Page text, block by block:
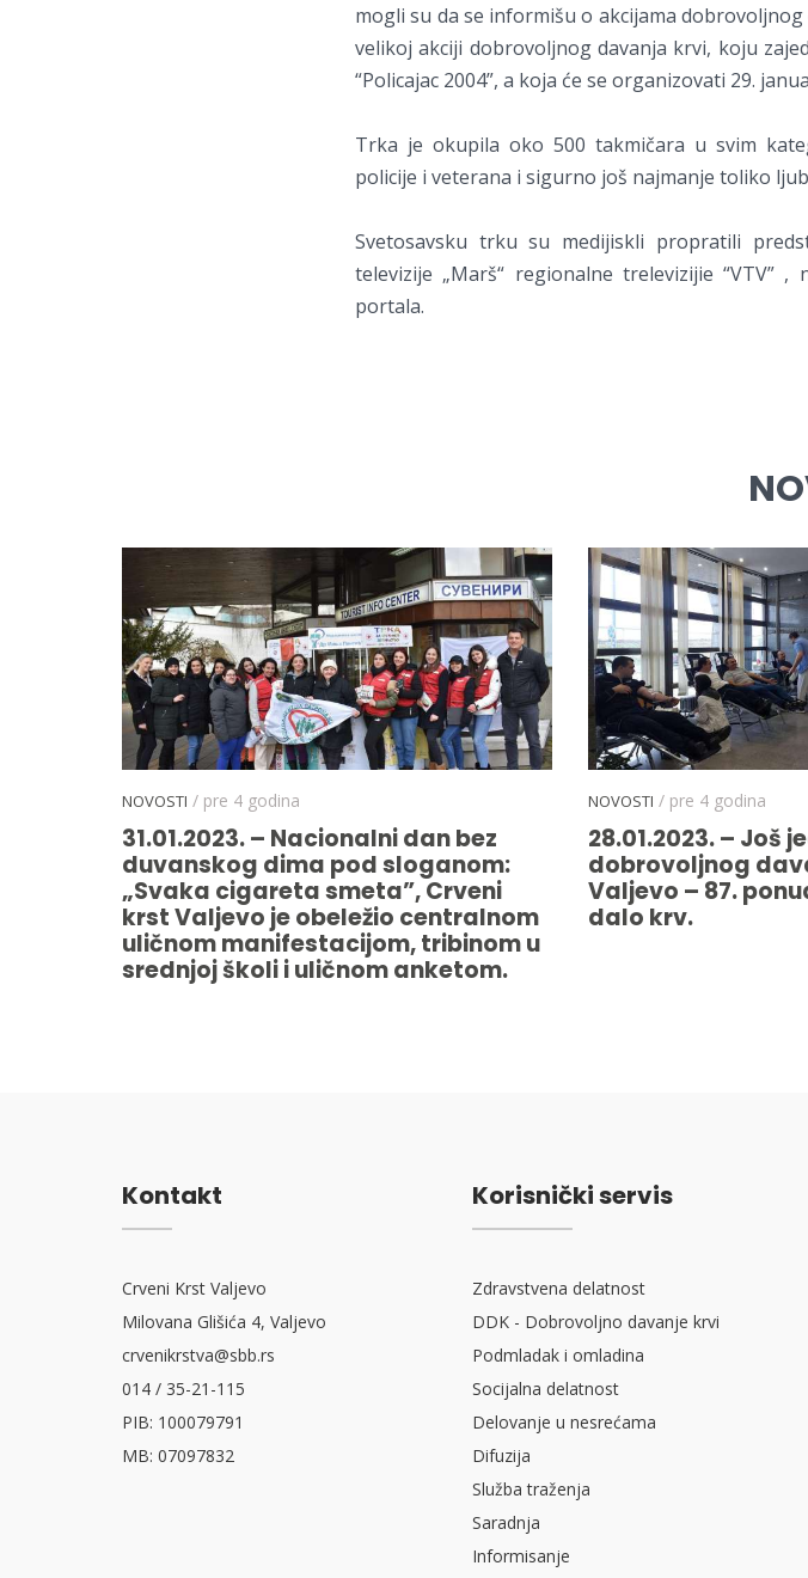
mogli su da se informišu o akcijama
velikoj akciji dobrovoljnog davanja krvi, koju
“Policajac 2004”, a koja će se organizovati 29.
Trka je okupila oko 500 takmičara u svim
policije i veterana i sigurno još najmanje toliko
Svetosavsku trku su medijiskli propratili
televizije „Marš“ regionalne trelevizijie “VTV”
portala.
NOVOSTI / pre 4 godina
31.01.2023. – Nacionalni dan bez
duvanskog dima pod sloganom:
„Svaka cigareta smeta”, Crveni
krst Valjevo je obeležio centralnom
uličnom manifestacijom, tribinom u
srednjoj školi i uličnom anketom.
NOVOSTI / pre 4 godina
28.01.2023. – Još
dobrovoljnog
Valjevo – 87.
dalo krv.
Kontakt
Crveni Krst Valjevo
Milovana Glišića 4, Valjevo
crvenikrstva@sbb.rs
014 / 35-21-115
PIB: 100079791
MB: 07097832
Korisnički servis
Zdravstvena delatnost
DDK - Dobrovoljno davanje krvi
Podmladak i omladina
Socijalna delatnost
Delovanje u nesrećama
Difuzija
Služba traženja
Saradnja
Informisanje